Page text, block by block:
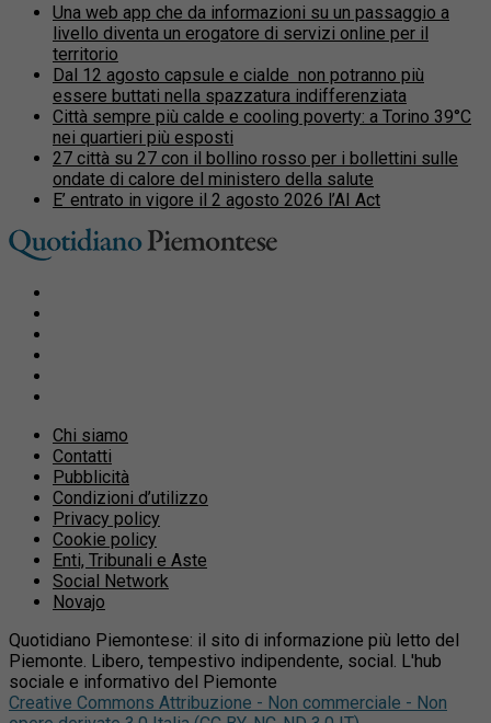
Una web app che da informazioni su un passaggio a
livello diventa un erogatore di servizi online per il
territorio
Dal 12 agosto capsule e cialde non potranno più
essere buttati nella spazzatura indifferenziata
Città sempre più calde e cooling poverty: a Torino 39°C
nei quartieri più esposti
27 città su 27 con il bollino rosso per i bollettini sulle
ondate di calore del ministero della salute
E’ entrato in vigore il 2 agosto 2026 l’AI Act
Chi siamo
Contatti
Pubblicità
Condizioni d’utilizzo
Privacy policy
Cookie policy
Enti, Tribunali e Aste
Social Network
Novajo
Quotidiano Piemontese: il sito di informazione più letto del
Piemonte. Libero, tempestivo indipendente, social. L'hub
sociale e informativo del Piemonte
Creative Commons Attribuzione - Non commerciale - Non